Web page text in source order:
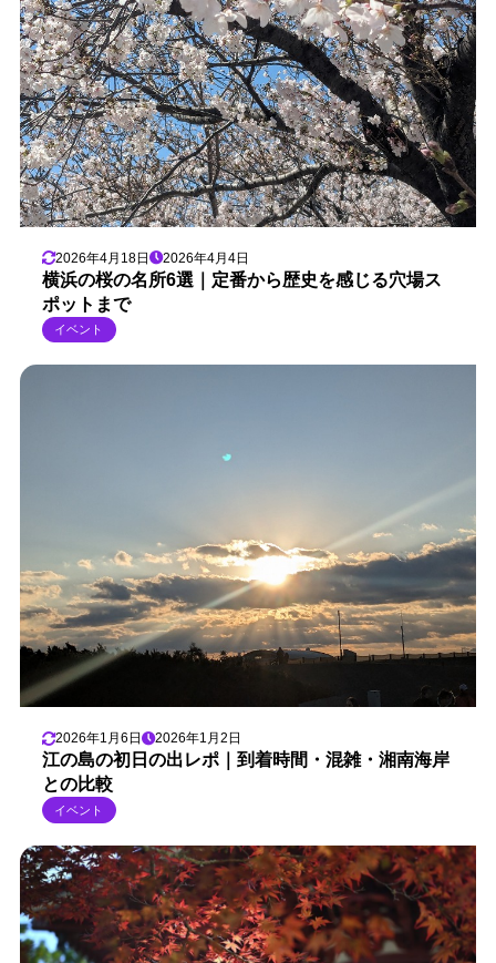
2026年4月18日 2026年4月4日
横浜の桜の名所6選｜定番から歴史を感じる穴場ス
ポットまで
イベント
2026年1月6日 2026年1月2日
江の島の初日の出レポ｜到着時間・混雑・湘南海岸
との比較
イベント